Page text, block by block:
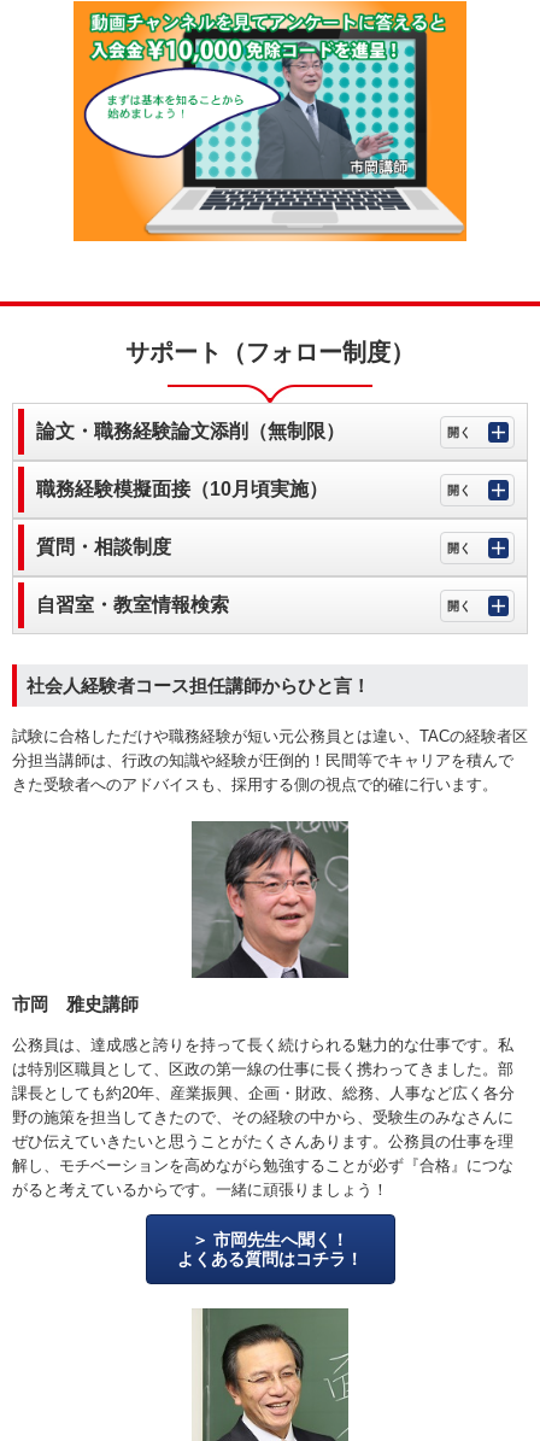
サポート（フォロー制度）
論文・職務経験論文添削（無制限）
職務経験模擬面接（10月頃実施）
質問・相談制度
自習室・教室情報検索
社会人経験者コース担任講師からひと言！
試験に合格しただけや職務経験が短い元公務員とは違い、TACの経験者区
分担当講師は、行政の知識や経験が圧倒的！民間等でキャリアを積んで
きた受験者へのアドバイスも、採用する側の視点で的確に行います。
市岡 雅史講師
公務員は、達成感と誇りを持って長く続けられる魅力的な仕事です。私
は特別区職員として、区政の第一線の仕事に長く携わってきました。部
課長としても約20年、産業振興、企画・財政、総務、人事など広く各分
野の施策を担当してきたので、その経験の中から、受験生のみなさんに
ぜひ伝えていきたいと思うことがたくさんあります。公務員の仕事を理
解し、モチベーションを高めながら勉強することが必ず『合格』につな
がると考えているからです。一緒に頑張りましょう！
市岡先生へ聞く！
よくある質問はコチラ！